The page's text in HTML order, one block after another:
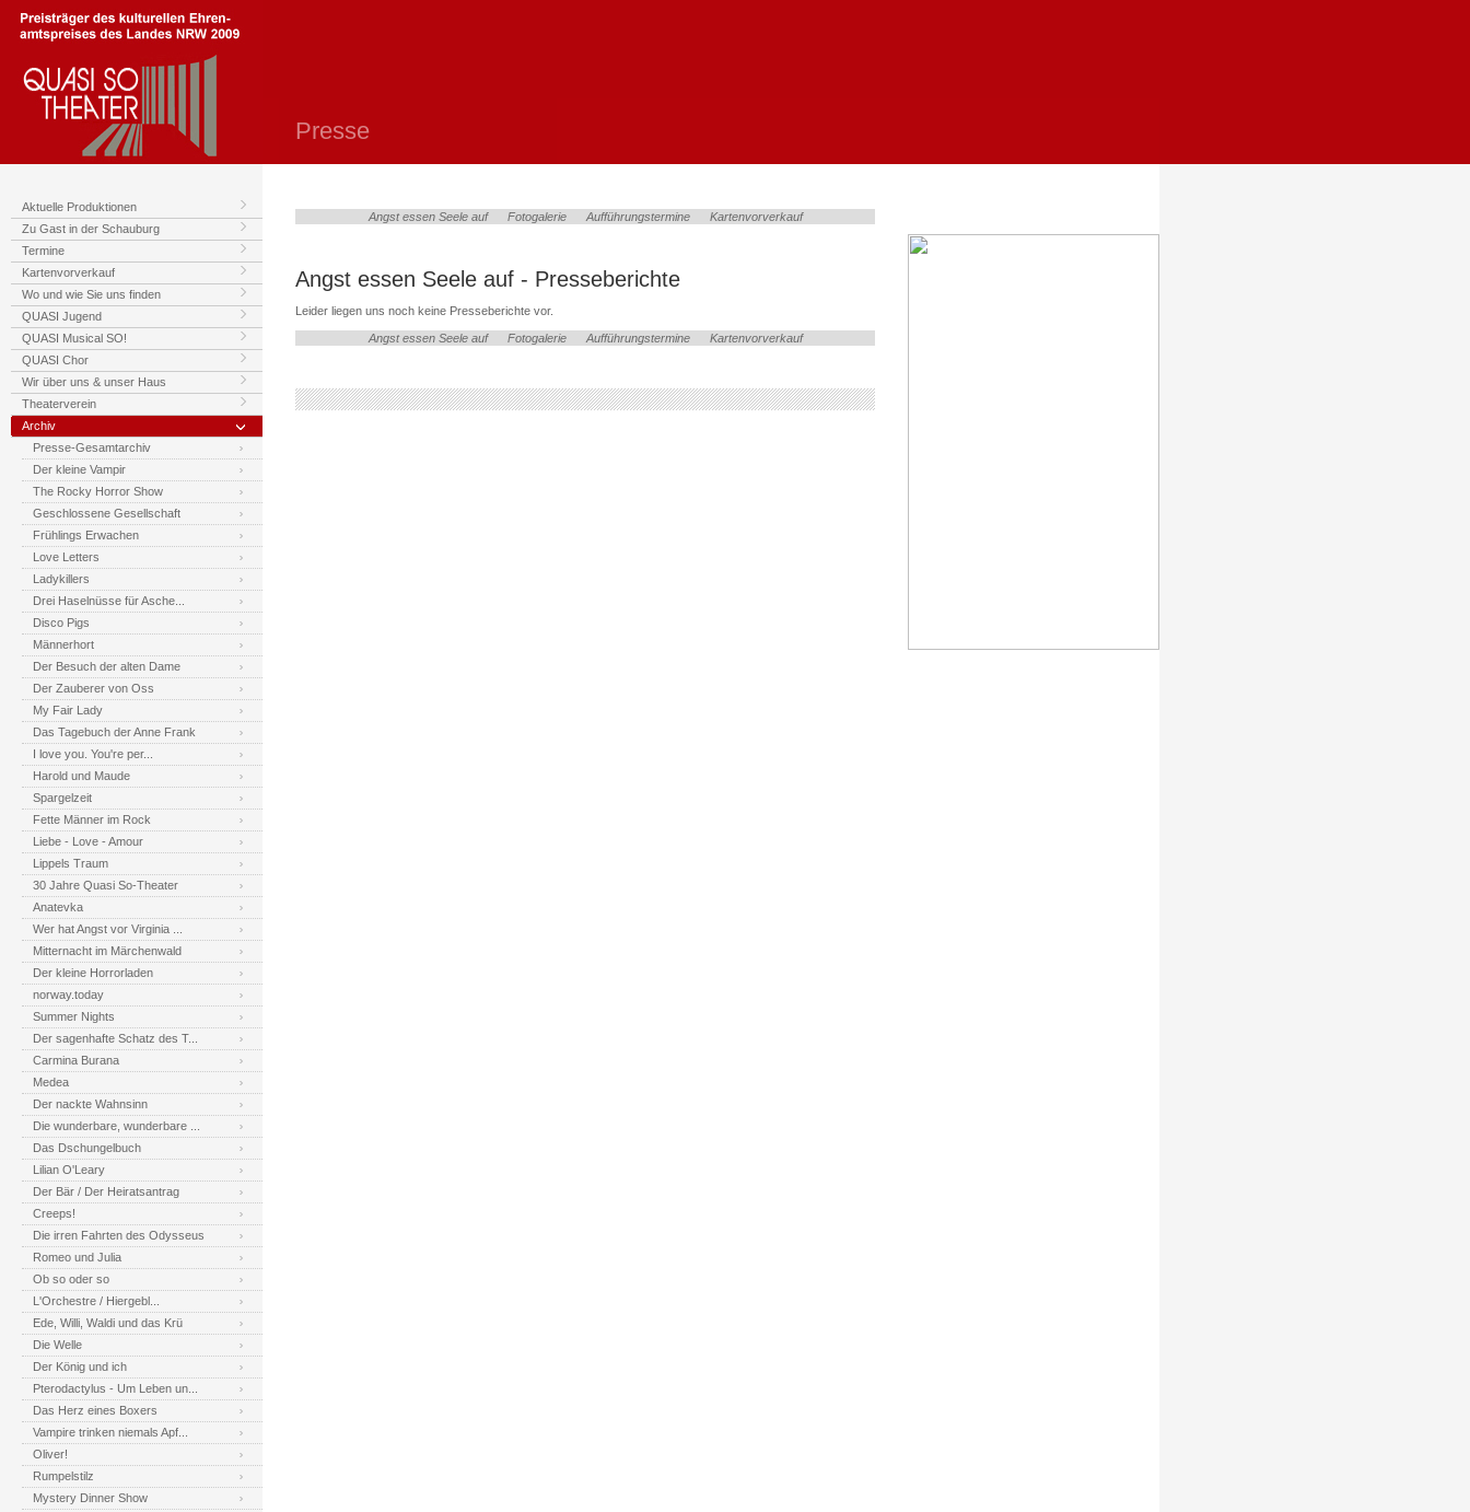
Presse
Aktuelle Produktionen
Zu Gast in der Schauburg
Termine
Kartenvorverkauf
Wo und wie Sie uns finden
QUASI Jugend
QUASI Musical SO!
QUASI Chor
Wir über uns & unser Haus
Theaterverein
Archiv
Presse-Gesamtarchiv
Der kleine Vampir
The Rocky Horror Show
Geschlossene Gesellschaft
Frühlings Erwachen
Love Letters
Ladykillers
Drei Haselnüsse für Asche...
Disco Pigs
Männerhort
Der Besuch der alten Dame
Der Zauberer von Oss
My Fair Lady
Das Tagebuch der Anne Frank
I love you. You're per...
Harold und Maude
Spargelzeit
Fette Männer im Rock
Liebe - Love - Amour
Lippels Traum
30 Jahre Quasi So-Theater
Anatevka
Wer hat Angst vor Virginia ...
Mitternacht im Märchenwald
Der kleine Horrorladen
norway.today
Summer Nights
Der sagenhafte Schatz des T...
Carmina Burana
Medea
Der nackte Wahnsinn
Die wunderbare, wunderbare ...
Das Dschungelbuch
Lilian O'Leary
Der Bär / Der Heiratsantrag
Creeps!
Die irren Fahrten des Odysseus
Romeo und Julia
Ob so oder so
L'Orchestre / Hiergebl...
Ede, Willi, Waldi und das Krü
Die Welle
Der König und ich
Pterodactylus - Um Leben un...
Das Herz eines Boxers
Vampire trinken niemals Apf...
Oliver!
Rumpelstilz
Mystery Dinner Show
Angst essen Seele auf Fotogalerie Aufführungstermine Kartenvorverkauf
Angst essen Seele auf - Presseberichte
Leider liegen uns noch keine Presseberichte vor.
Angst essen Seele auf Fotogalerie Aufführungstermine Kartenvorverkauf